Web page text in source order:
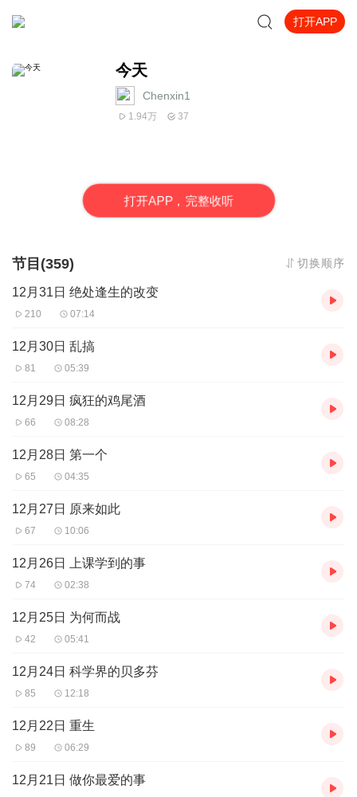
打开APP
今天
Chenxin1
1.94万 37
打开APP，完整收听
节目(359) 切换顺序
12月31日 绝处逢生的改变
210 07:14
12月30日 乱搞
81 05:39
12月29日 疯狂的鸡尾酒
66 08:28
12月28日 第一个
65 04:35
12月27日 原来如此
67 10:06
12月26日 上课学到的事
74 02:38
12月25日 为何而战
42 05:41
12月24日 科学界的贝多芬
85 12:18
12月22日 重生
89 06:29
12月21日 做你最爱的事